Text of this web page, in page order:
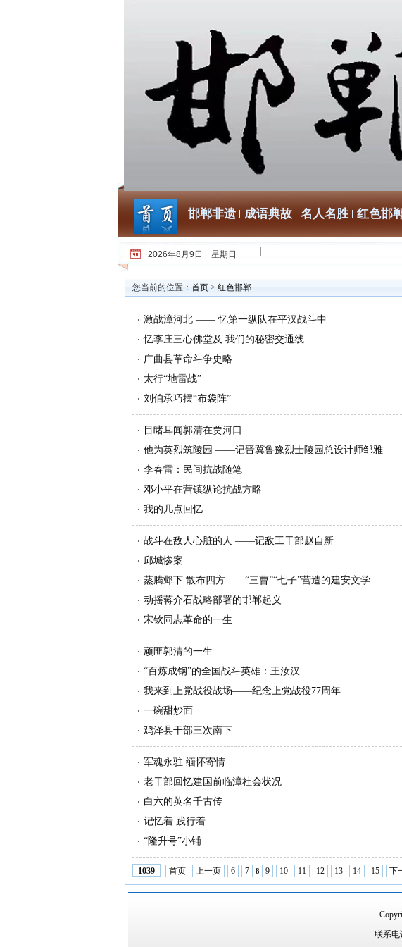
邯郸非遗 成语典故 名人名胜 红色邯
2026年8月9日 星期日
您当前的位置： 首页 > 红色邯郸
激战漳河北 —— 忆第一纵队在平汉战斗中
忆李庄三心佛堂及 我们的秘密交通线
广曲县革命斗争史略
太行“地雷战”
刘伯承巧摆“布袋阵”
目睹耳闻郭清在贾河口
他为英烈筑陵园 ——记晋冀鲁豫烈士陵园总设计师邹雅
李春雷：民间抗战随笔
邓小平在营镇纵论抗战方略
我的几点回忆
战斗在敌人心脏的人 ——记敌工干部赵自新
邱城惨案
蒸腾邺下 散布四方——“三曹”“七子”营造的建安文学
动摇蒋介石战略部署的邯郸起义
宋钦同志革命的一生
顽匪郭清的一生
“百炼成钢”的全国战斗英雄：王汝汉
我来到上党战役战场——纪念上党战役77周年
一碗甜炒面
鸡泽县干部三次南下
军魂永驻 缅怀寄情
老干部回忆建国前临漳社会状况
白六的英名千古传
记忆着 践行着
“隆升号”小铺
1039 首页 上一页 6 7 8 9 10 11 12 13 14 15 下
联系电